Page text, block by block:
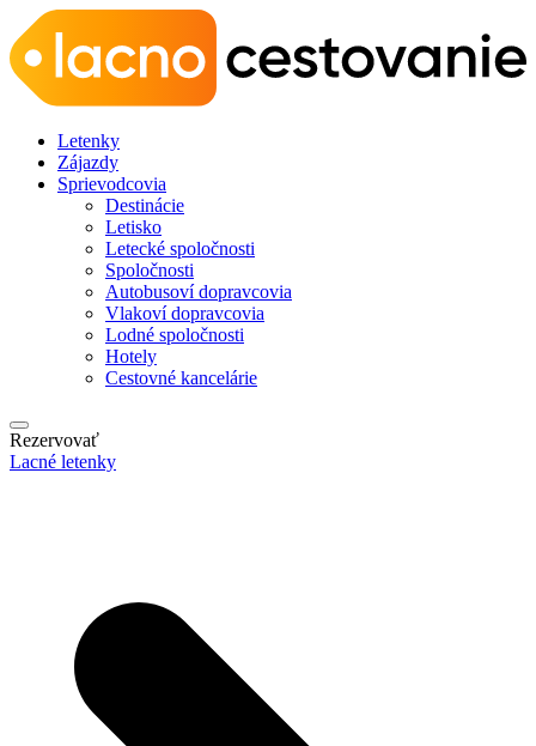
Letenky
Zájazdy
Sprievodcovia
Destinácie
Letisko
Letecké spoločnosti
Spoločnosti
Autobusoví dopravcovia
Vlakoví dopravcovia
Lodné spoločnosti
Hotely
Cestovné kancelárie
Rezervovať
Lacné letenky